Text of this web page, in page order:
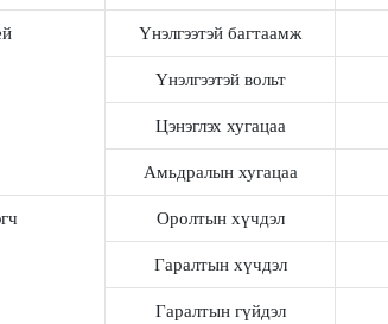
Үнэлгээтэй багтаамж
Үнэлгээтэй вольт
Цэнэглэх хугацаа
Амьдралын хугацаа
Оролтын хүчдэл
Гаралтын хүчдэл
Гаралтын гүйдэл